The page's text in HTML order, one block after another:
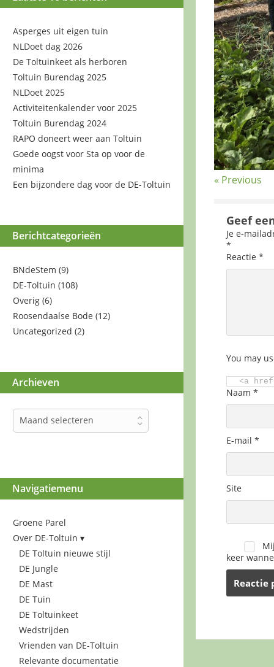
Asperges uit eigen tuin
NLDoet dag 2026
De Toltuinkeet als herboren
Toltuin Burendag 2025
NLDoet 2025
Activiteitenkalender voor 2025
Toltuin Burendag 2024
RAPO doneert weer aan Toltuin
Goede oogst voor Sta op voor de
minima
Een bijzondere dag voor de DE-Toltuin
Berichtcategorieën
BNdeStem (9)
DE-Toltuin (108)
Overig (6)
Roosendaalse Bode (12)
Uncategorized (2)
Archieven
Archieven
Maand selecteren
Navigatiemenu
Groene Parel
Over DE-Toltuin
DE Toltuin nieuwe stijl
DE Jungle
DE Mast
DE Tuin
DE Toltuinkeet
Wedstrijden
Vrienden van DE-Toltuin
Relevante documentatie
« Previous
Geef
Je e-
*
Reactie *
You may
<a
Naam *
E-mail *
Site
keer